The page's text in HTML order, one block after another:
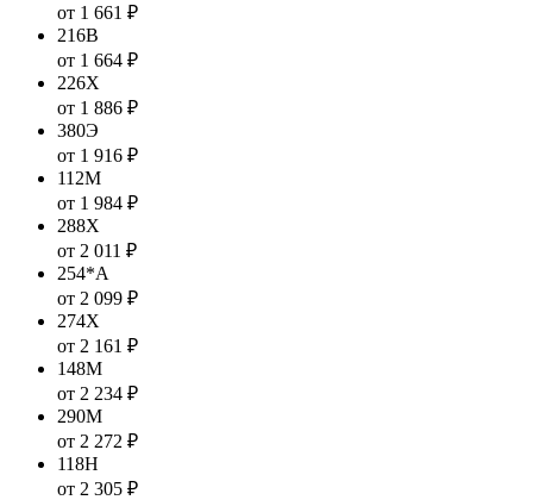
от 1 661 ₽
216В
от 1 664 ₽
226Х
от 1 886 ₽
380Э
от 1 916 ₽
112М
от 1 984 ₽
288Х
от 2 011 ₽
254*А
от 2 099 ₽
274Х
от 2 161 ₽
148М
от 2 234 ₽
290М
от 2 272 ₽
118Н
от 2 305 ₽